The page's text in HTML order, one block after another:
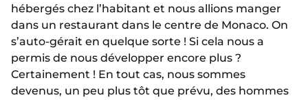
hébergés chez l’habitant et nous allions manger
dans un restaurant dans le centre de Monaco. On
s’auto-gérait en quelque sorte ! Si cela nous a
permis de nous développer encore plus ?
Certainement ! En tout cas, nous sommes
devenus, un peu plus tôt que prévu, des hommes